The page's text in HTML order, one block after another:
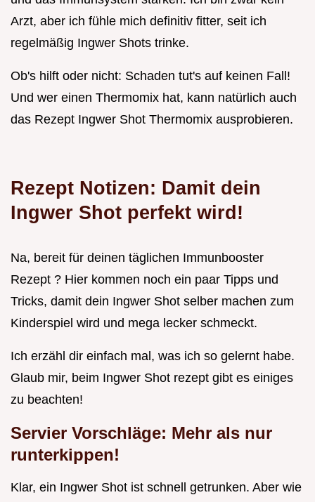
Arzt, aber ich fühle mich definitiv fitter, seit ich
regelmäßig Ingwer Shots trinke.
Ob's hilft oder nicht: Schaden tut's auf keinen Fall!
Und wer einen Thermomix hat, kann natürlich auch
das Rezept Ingwer Shot Thermomix ausprobieren.
Rezept Notizen: Damit dein
Ingwer Shot perfekt wird!
Na, bereit für deinen täglichen Immunbooster
Rezept ? Hier kommen noch ein paar Tipps und
Tricks, damit dein Ingwer Shot selber machen zum
Kinderspiel wird und mega lecker schmeckt.
Ich erzähl dir einfach mal, was ich so gelernt habe.
Glaub mir, beim Ingwer Shot rezept gibt es einiges
zu beachten!
Servier Vorschläge: Mehr als nur
runterkippen!
Klar, ein Ingwer Shot ist schnell getrunken. Aber wie